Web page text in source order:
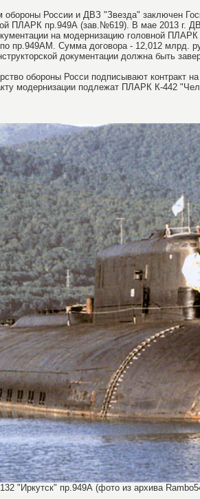
России и ДВЗ "Звезда" заключен
ПЛАРК пр.949А (зав.№619). В мае 2013 г.
на модернизацию головной
пр.949АМ. Сумма договора - 12,012 млрд.
документации должна быть
обороны Росси подписывают
модернизации подлежат ПЛАРК К-442
"Иркутск" пр.949А (фото из архива